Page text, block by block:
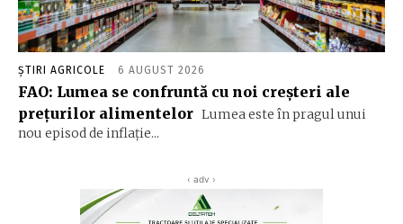
ȘTIRI AGRICOLE 6 AUGUST 2026
FAO: Lumea se confruntă cu noi creşteri ale
preţurilor alimentelor Lumea este în pragul unui
nou episod de inflaţie...
‹ adv ›